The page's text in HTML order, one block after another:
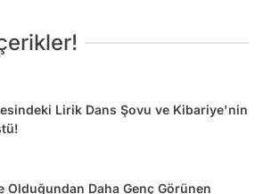
Lirik Dans Şovu ve Kibariye'nin
Olduğundan Daha Genç Görünen